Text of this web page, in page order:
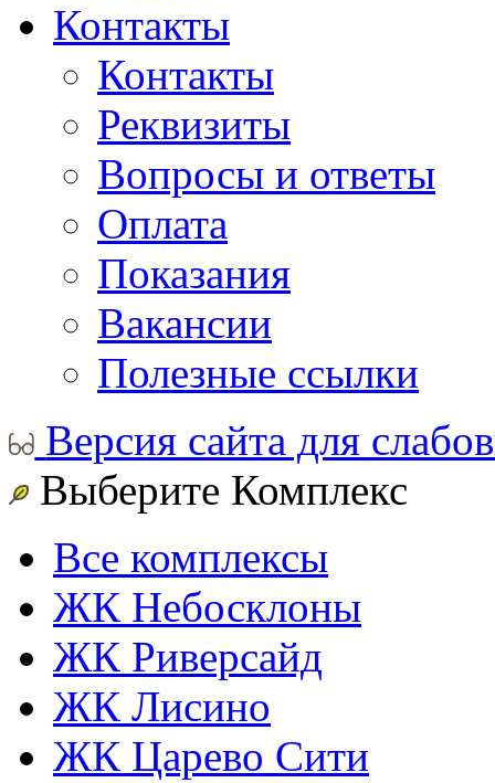
Контакты
Контакты
Реквизиты
Вопросы и ответы
Оплата
Показания
Вакансии
Полезные ссылки
Версия сайта для
Выберите Комплекс
Все комплексы
ЖК Небосклоны
ЖК Риверсайд
ЖК Лисино
ЖК Царево Сити